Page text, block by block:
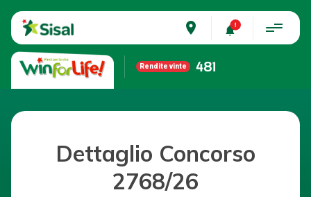
place
Rendite vinte 481
Dettaglio Concorso
2768/26